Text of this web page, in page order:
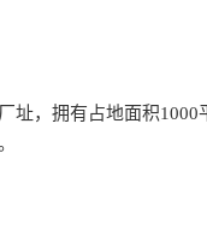
址，拥有占地面积1000